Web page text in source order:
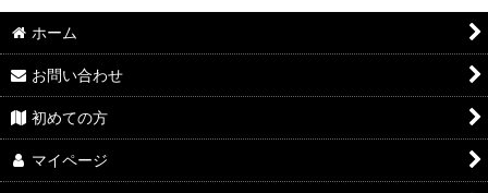
ホーム
お問い合わせ
初めての方
マイページ